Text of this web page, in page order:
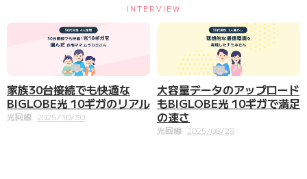
INTERVIEW
家族30台接続でも快適な
BIGLOBE光 10ギガのリアル
光回線 2025/10/30
大容量データのアップロード
もBIGLOBE光 10ギガで満足
の速さ
光回線 2025/08/28